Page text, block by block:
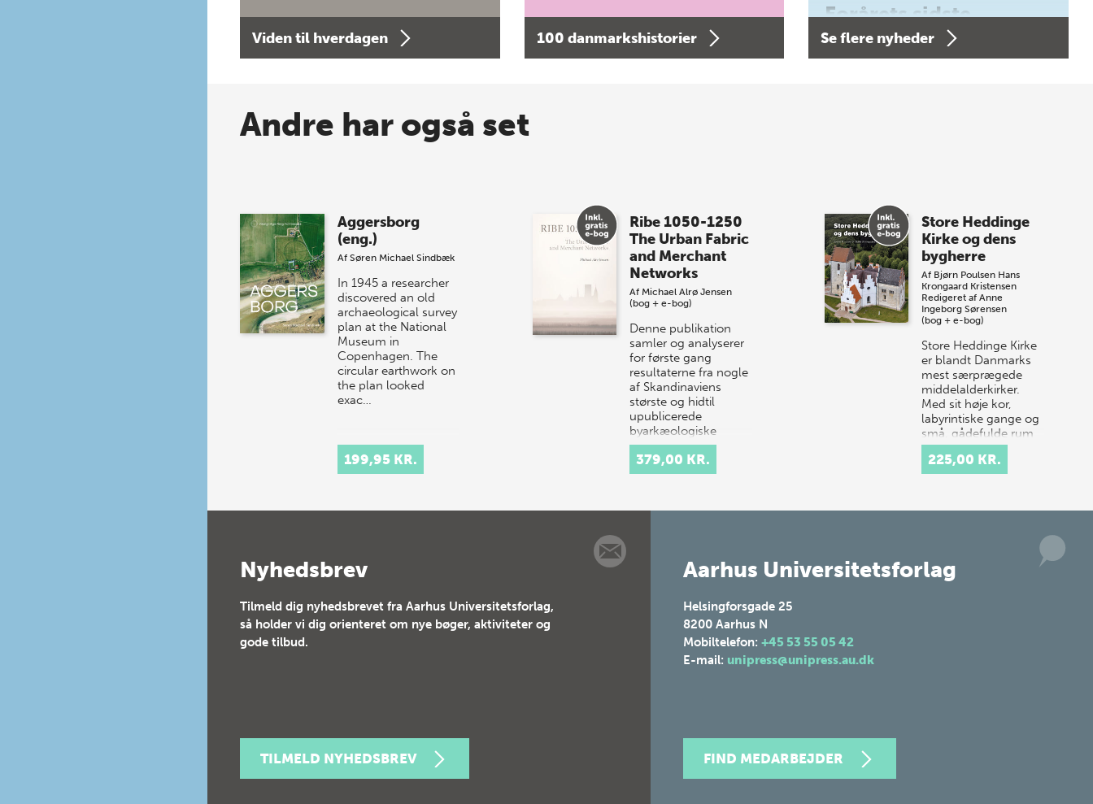
Viden til hverdagen 100 danmarkshistorier
Forårets sidste
Bogtorsdag 11. juni
Spar op til 70% til
sommer-lagersalg!
Vi gentager succesen og inviterer igen i
år til vores store sommer-lagersalg,
så sæt kryds i kalenderen onsdag den
10. j…
Se flere nyheder
Andre har også set
Aggersborg
(eng.)
Af Søren Michael Sindbæk
In 1945 a researcher
discovered an old
archaeological survey
plan at the National
Museum in
Copenhagen. The
circular earthwork on
the plan looked
exac…
199,95 KR.
Ribe 1050-1250
The Urban Fabric
and Merchant
Networks
Af Michael Alrø Jensen
(bog + e-bog)
Denne publikation
samler og analyserer
for første gang
resultaterne fra nogle
af Skandinaviens
største og hidtil
upublicerede
byarkæologiske
udgravnin…
379,00 KR.
Store Heddinge
Kirke og dens
bygherre
Af Bjørn Poulsen Hans
Krongaard Kristensen
Redigeret afAnne
Ingeborg Sørensen
(bog + e-bog)
Store Heddinge Kirke
er blandt Danmarks
mest særprægede
middelalderkirker.
Med sit høje kor,
labyrintiske gange og
små, gådefulde rum
samt det ottekan…
225,00 KR.
Nyhedsbrev
Tilmeld dig nyhedsbrevet fra Aarhus Universitetsforlag,
så holder vi dig orienteret om nye bøger, aktiviteter og
gode tilbud.
TILMELD NYHEDSBREV
Aarhus Universitetsforlag
Helsingforsgade 25
8200 Aarhus N
Mobiltelefon: +45 53 55 05 42
E-mail: unipress@unipress.au.dk
FIND MEDARBEJDER